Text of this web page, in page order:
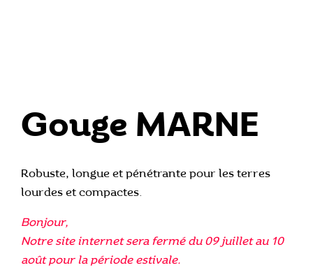
Gouge MARNE
Robuste, longue et pénétrante pour les terres
lourdes et compactes.
Bonjour,
Notre site internet sera fermé du 09 juillet au 10
août pour la période estivale.